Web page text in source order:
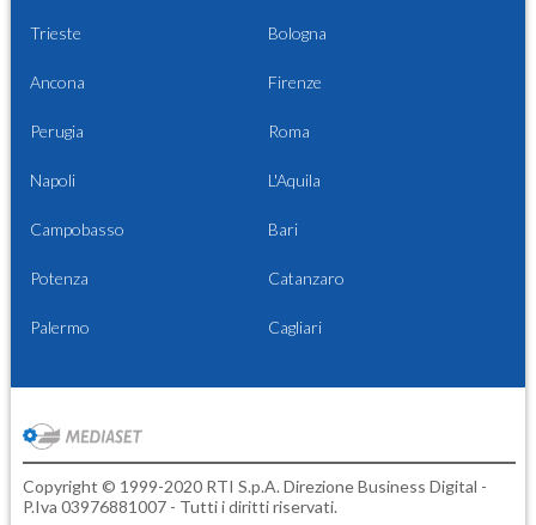
Trieste Bologna
Ancona Firenze
Perugia Roma
Napoli L'Aquila
Campobasso Bari
Potenza Catanzaro
Palermo Cagliari
Copyright © 1999-2020 RTI S.p.A. Direzione Business Digital -
P.Iva 03976881007 - Tutti i diritti riservati.